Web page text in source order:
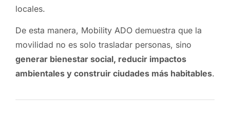
locales.
De esta manera, Mobility ADO demuestra que la
movilidad no es solo trasladar personas, sino
generar bienestar social, reducir impactos
ambientales y construir ciudades más habitables.